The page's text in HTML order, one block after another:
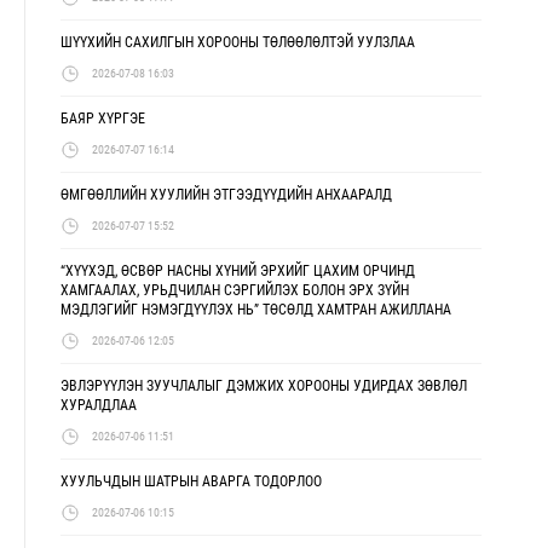
ШҮҮХИЙН САХИЛГЫН ХОРООНЫ ТӨЛӨӨЛӨЛТЭЙ УУЛЗЛАА
2026-07-08 16:03
БАЯР ХҮРГЭЕ
2026-07-07 16:14
ӨМГӨӨЛЛИЙН ХУУЛИЙН ЭТГЭЭДҮҮДИЙН АНХААРАЛД
2026-07-07 15:52
“ХҮҮХЭД, ӨСВӨР НАСНЫ ХҮНИЙ ЭРХИЙГ ЦАХИМ ОРЧИНД
ХАМГААЛАХ, УРЬДЧИЛАН СЭРГИЙЛЭХ БОЛОН ЭРХ ЗҮЙН
МЭДЛЭГИЙГ НЭМЭГДҮҮЛЭХ НЬ” ТӨСӨЛД ХАМТРАН АЖИЛЛАНА
2026-07-06 12:05
ЭВЛЭРҮҮЛЭН ЗУУЧЛАЛЫГ ДЭМЖИХ ХОРООНЫ УДИРДАХ ЗӨВЛӨЛ
ХУРАЛДЛАА
2026-07-06 11:51
ХУУЛЬЧДЫН ШАТРЫН АВАРГА ТОДОРЛОО
2026-07-06 10:15